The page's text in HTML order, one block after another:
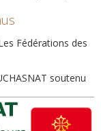
Fédérations des
soutenu